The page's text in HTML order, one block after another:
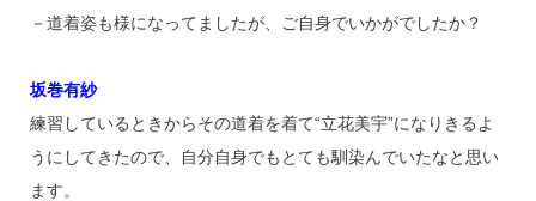
－道着姿も様になってましたが、ご自身でいかがでしたか？
坂巻有紗
練習しているときからその道着を着て“立花美宇”になりきるよ
うにしてきたので、自分自身でもとても馴染んでいたなと思い
ます。